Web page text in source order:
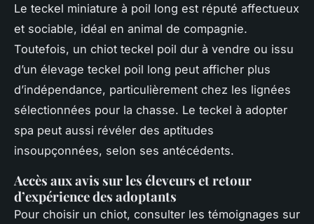
Le teckel miniature à poil long est réputé affectueux
et sociable, idéal en animal de compagnie.
Toutefois, un chiot teckel poil dur à vendre ou issu
d’un élevage teckel poil long peut afficher plus
d’indépendance, particulièrement chez les lignées
sélectionnées pour la chasse. Le teckel à adopter
spa peut aussi révéler des aptitudes
insoupçonnées, selon ses antécédents.
Accès aux avis sur les éleveurs et retour
d’expérience des adoptants
Pour choisir un chiot, consulter les témoignages sur